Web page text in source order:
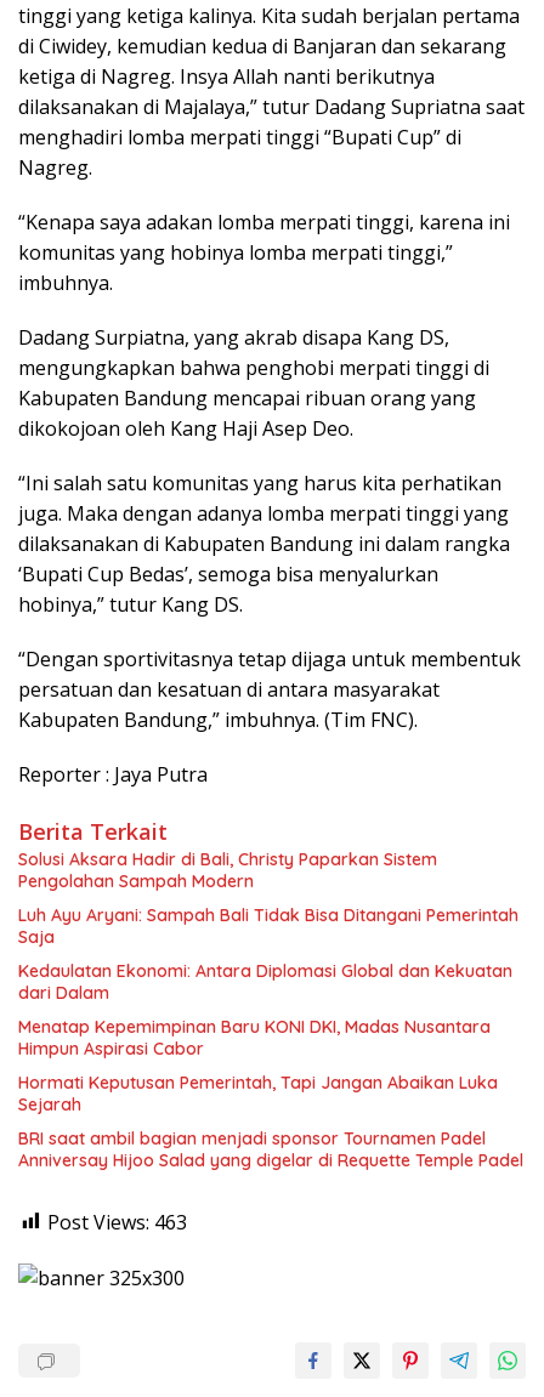
tinggi yang ketiga kalinya. Kita sudah berjalan pertama
di Ciwidey, kemudian kedua di Banjaran dan sekarang
ketiga di Nagreg. Insya Allah nanti berikutnya
dilaksanakan di Majalaya,” tutur Dadang Supriatna saat
menghadiri lomba merpati tinggi “Bupati Cup” di
Nagreg.
“Kenapa saya adakan lomba merpati tinggi, karena ini
komunitas yang hobinya lomba merpati tinggi,”
imbuhnya.
Dadang Surpiatna, yang akrab disapa Kang DS,
mengungkapkan bahwa penghobi merpati tinggi di
Kabupaten Bandung mencapai ribuan orang yang
dikokojoan oleh Kang Haji Asep Deo.
“Ini salah satu komunitas yang harus kita perhatikan
juga. Maka dengan adanya lomba merpati tinggi yang
dilaksanakan di Kabupaten Bandung ini dalam rangka
‘Bupati Cup Bedas’, semoga bisa menyalurkan
hobinya,” tutur Kang DS.
“Dengan sportivitasnya tetap dijaga untuk membentuk
persatuan dan kesatuan di antara masyarakat
Kabupaten Bandung,” imbuhnya. (Tim FNC).
Reporter : Jaya Putra
Berita Terkait
Solusi Aksara Hadir di Bali, Christy Paparkan Sistem
Pengolahan Sampah Modern
Luh Ayu Aryani: Sampah Bali Tidak Bisa Ditangani Pemerintah
Saja
Kedaulatan Ekonomi: Antara Diplomasi Global dan Kekuatan
dari Dalam
Menatap Kepemimpinan Baru KONI DKI, Madas Nusantara
Himpun Aspirasi Cabor
Hormati Keputusan Pemerintah, Tapi Jangan Abaikan Luka
Sejarah
BRI saat ambil bagian menjadi sponsor Tournamen Padel
Anniversay Hijoo Salad yang digelar di Requette Temple Padel
Post Views: 463